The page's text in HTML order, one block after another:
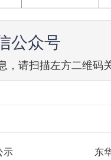
公众号
，请扫描左方二维码
示 东